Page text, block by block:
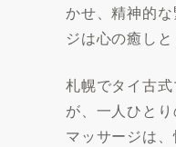
かせ、精神的
ジは心の癒しと
札幌でタイ古
が、一人ひと
マッサージは